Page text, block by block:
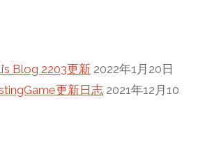
Blog 2203更新 2022年1月20日
更新日志 2021年12月10